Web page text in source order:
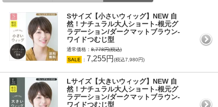
Sサイズ【小さいウィッグ】NEW 自
然！ナチュラル大人ショート-根元グ
ラデーション/ダークマットブラウン-
ワイドつむじ型
通常価格： 8,778円(税込)
SALE ： 7,255円 (税込7,980円)
Lサイズ【大きいウィッグ】NEW 自
然！ナチュラル大人ショート-根元グ
ラデーション/ダークマットブラウン-
ワイドつむじ型